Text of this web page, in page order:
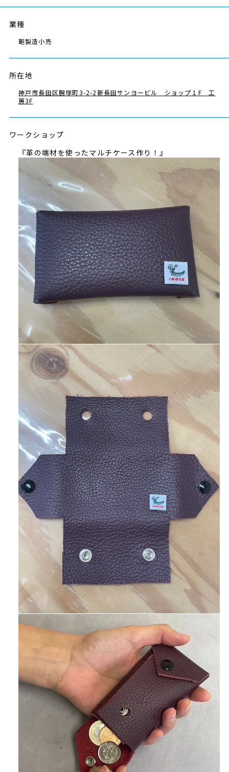
EXHIBITOR
REPORT
業種
鞄製造小売
所在地
神戸市長田区腕塚町3-2-2新長田サンヨービル ショップ１F 工
房3F
ワークショップ
『革の端材を使ったマルチケース作り！』